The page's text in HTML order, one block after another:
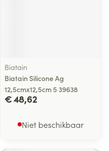
Biatain
Biatain Silicone Ag
12,5cmx12,5cm 5 39638
€ 48,62
Niet beschikbaar